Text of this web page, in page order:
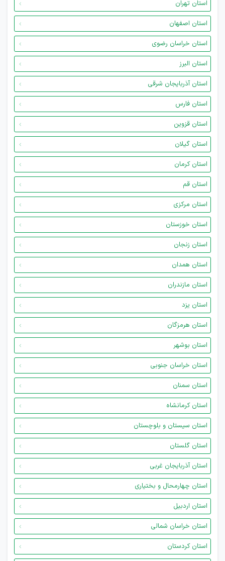
استان تهران
استان اصفهان
استان خراسان رضوی
استان البرز
استان آذربایجان شرقی
استان فارس
استان قزوین
استان گیلان
استان کرمان
استان قم
استان مرکزی
استان خوزستان
استان زنجان
استان همدان
استان مازندران
استان یزد
استان هرمزگان
استان بوشهر
استان خراسان جنوبی
استان سمنان
استان کرمانشاه
استان سیستان و بلوچستان
استان گلستان
استان آذربایجان غربی
استان چهارمحال و بختیاری
استان اردبیل
استان خراسان شمالی
استان کردستان